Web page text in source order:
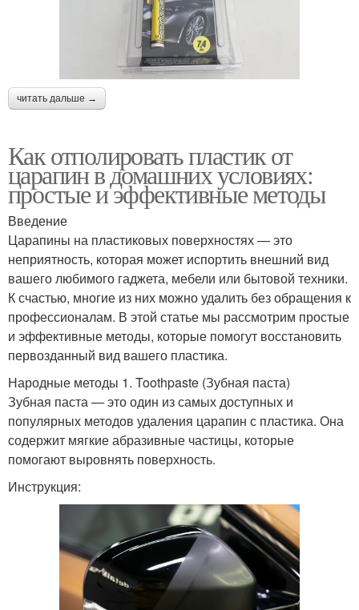
читать дальше →
Как отполировать пластик от
царапин в домашних условиях:
простые и эффективные методы
Введение
Царапины на пластиковых поверхностях — это
неприятность, которая может испортить внешний вид
вашего любимого гаджета, мебели или бытовой техники.
К счастью, многие из них можно удалить без обращения к
профессионалам. В этой статье мы рассмотрим простые
и эффективные методы, которые помогут восстановить
первозданный вид вашего пластика.
Народные методы 1. Toothpaste (Зубная паста)
Зубная паста — это один из самых доступных и
популярных методов удаления царапин с пластика. Она
содержит мягкие абразивные частицы, которые
помогают выровнять поверхность.
Инструкция: